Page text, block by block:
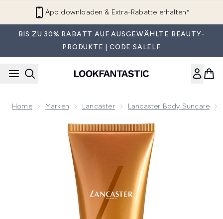
App downloaden & Extra-Rabatte erhalten*
BIS ZU 30% RABATT AUF AUSGEWÄHLTE BEAUTY-
PRODUKTE | CODE SALELF
Home Marken Lancaster Lancaster Body Suncare
Now showing image 1 Lancaster Selbstbräunendes